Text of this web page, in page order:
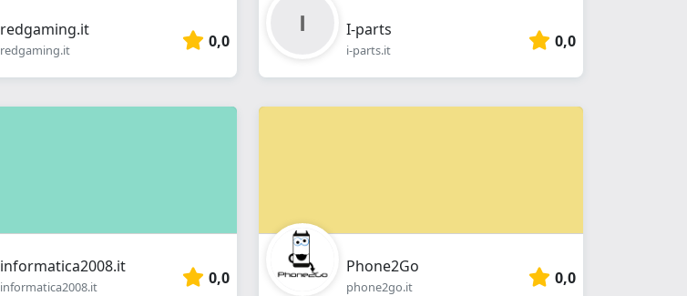
redgaming.it
redgaming.it 0,0
I-parts
i-parts.it 0,0
informatica2008.it
informatica2008.it 0,0
Phone2Go
phone2go.it 0,0